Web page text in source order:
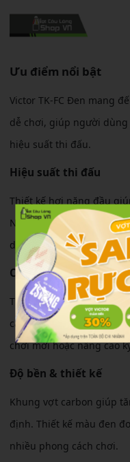
Ưu điểm nổi bật
Victor TK-FC Đen mang
dễ chơi, giúp người
hiệu suất thi đấu.
Hiệu suất thi đấu
Thiết kế hơi nặng đầu
Người chơi có thể tạo ra
dòng vợt cân bằng
Cảm giác sử dụng
Thân vợt trung bình giúp
cảm giác đánh thoải
chơi mới hoặc nâng cao
Độ bền & thiết kế
Khung vợt carbon giúp
định. Thiết kế màu đen
nhiều phong cách chơi.